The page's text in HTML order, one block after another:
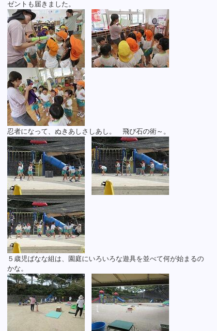
ゼントも届きました。
忍者になって、ぬきあしさしあし。 飛び石の術～。
５歳児ばなな組は、園庭にいろいろな遊具を並べて何が始まるの
かな。